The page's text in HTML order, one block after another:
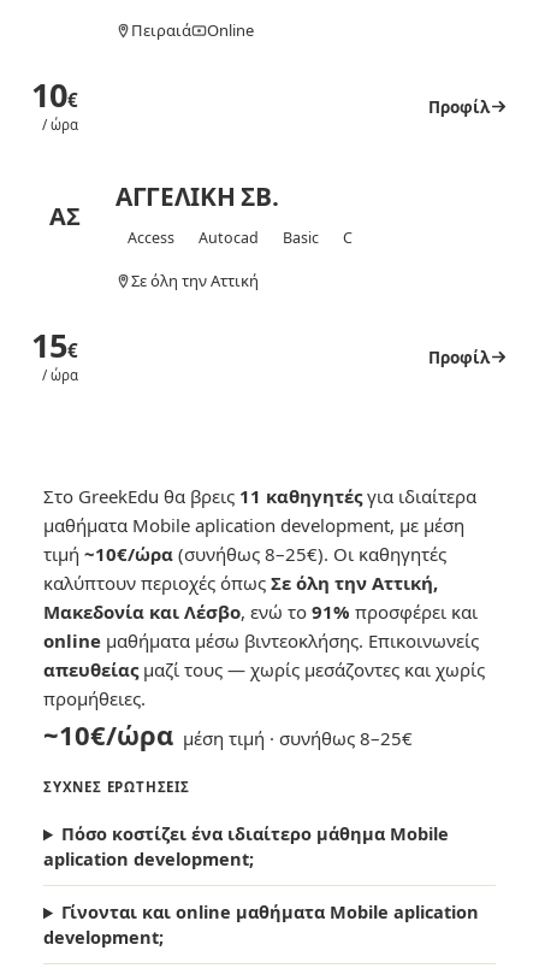
Πειραιά Online
10€
/ ώρα
Προφίλ
ΑΣ
ΑΓΓΕΛΙΚΗ ΣΒ.
Access Autocad Basic C
Σε όλη την Αττική
15€
/ ώρα
Προφίλ
Στο GreekEdu θα βρεις 11 καθηγητέςγια ιδιαίτερα
μαθήματα Mobile aplication development, με μέση
τιμή ~10€/ώρα (συνήθως 8–25€). Οι καθηγητές
καλύπτουν περιοχές όπως Σε όλη την Αττική,
Μακεδονία και Λέσβο, ενώ το 91% προσφέρει και
online μαθήματα μέσω βιντεοκλήσης. Επικοινωνείς
απευθείαςμαζί τους — χωρίς μεσάζοντες και χωρίς
προμήθειες.
~10€/ώρα μέση τιμή · συνήθως 8–25€
ΣΥΧΝΈΣ ΕΡΩΤΉΣΕΙΣ
Πόσο κοστίζει ένα ιδιαίτερο μάθημα Mobile
aplication development;
Γίνονται και online μαθήματα Mobile aplication
development;